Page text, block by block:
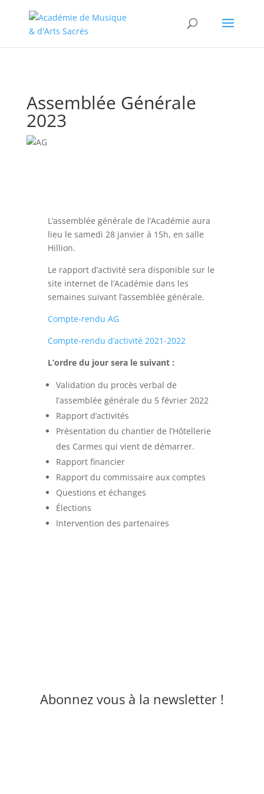
Assemblée Générale
2023
L’assemblée générale de l’Académie aura
lieu le samedi 28 janvier à 15h, en salle
Hillion.
Le rapport d’activité sera disponible sur le
site internet de l’Académie dans les
semaines suivant l’assemblée générale.
Compte-rendu AG
Compte-rendu d’activité 2021-2022
L’ordre du jour sera le suivant :
Validation du procès verbal de
l’assemblée générale du 5 février 2022
Rapport d’activités
Présentation du chantier de l’Hôtellerie
des Carmes qui vient de démarrer.
Rapport financier
Rapport du commissaire aux comptes
Questions et échanges
Élections
Intervention des partenaires
Abonnez vous à la newsletter !